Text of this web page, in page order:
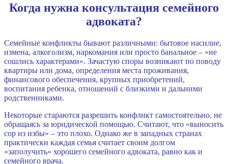
Когда нужна консультация семейного
адвоката?
Семейные конфликты бывают различными: бытовое насилие,
измена, алкоголизм, наркомания или просто банальное – «не
сошлись характерами». Зачастую споры возникают по поводу
квартиры или дома, определения места проживания,
финансового обеспечения, крупных приобретений,
воспитания ребенка, отношений с близкими и дальними
родственниками.
Некоторые стараются разрешить конфликт самостоятельно, не
обращаясь за юридической помощью. Считают, что «выносить
сор из избы» – это плохо. Однако же в западных странах
практически каждая семья считает своим долгом
«заполучить» хорошего семейного адвоката, равно как и
семейного врача.